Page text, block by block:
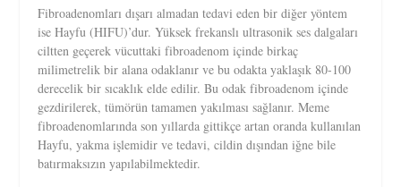
Fibroadenomları dışarı almadan tedavi eden bir diğer yöntem
ise Hayfu (HIFU)’dur. Yüksek frekanslı ultrasonik ses dalgaları
ciltten geçerek vücuttaki fibroadenom içinde birkaç
milimetrelik bir alana odaklanır ve bu odakta yaklaşık 80-100
derecelik bir sıcaklık elde edilir. Bu odak fibroadenom içinde
gezdirilerek, tümörün tamamen yakılması sağlanır. Meme
fibroadenomlarında son yıllarda gittikçe artan oranda kullanılan
Hayfu, yakma işlemidir ve tedavi, cildin dışından iğne bile
batırmaksızın yapılabilmektedir.